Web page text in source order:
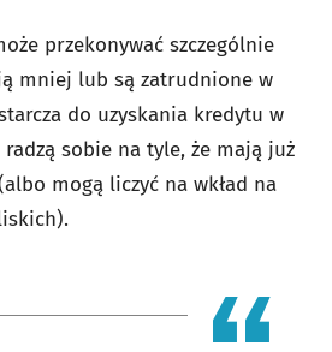
przekonywać szczególnie
mniej lub są zatrudnione w
do uzyskania kredytu w
radzą sobie na tyle, że mają już
mogą liczyć na wkład na